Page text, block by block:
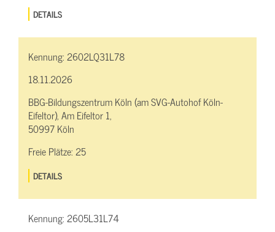
DETAILS
Kennung:2602LQ31L78
18.11.2026
BBG-Bildungszentrum Köln (am SVG-Autohof Köln-
Eifeltor), Am Eifeltor 1,
50997 Köln
Freie Plätze:25
DETAILS
Kennung:2605L31L74